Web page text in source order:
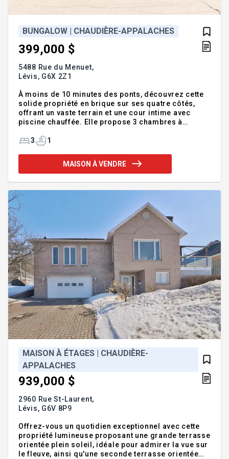
BUNGALOW | CHAUDIÈRE-APPALACHES
399,000 $
5488 Rue du Menuet,
Lévis, G6X 2Z1
À moins de 10 minutes des ponts, découvrez cette
solide propriété en brique sur ses quatre côtés,
offrant un vaste terrain et une cour intime avec
piscine chauffée. Elle propose 3 chambres à
avec comptoirs de quartz ainsi qu'une
confort optimal. Le garage constitue un espace
idéal pour les projets, le rangement ou le
d'aménagement selon vos besoins et vos goûts.
Une propriété offrant espace, confort et possibilités
3 1
MAISON À VENDRE
MAISON À ÉTAGES | CHAUDIÈRE-
APPALACHES
939,000 $
2960 Rue St-Laurent,
Lévis, G6V 8P9
Offrez-vous un quotidien exceptionnel avec cette
propriété lumineuse proposant une grande terrasse
orientée plein soleil, idéale pour admirer la vue sur
le fleuve, ainsi qu'une seconde terrasse orientée